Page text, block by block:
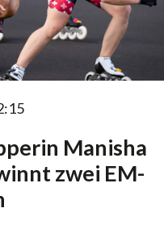
Manisha
zwei EM-